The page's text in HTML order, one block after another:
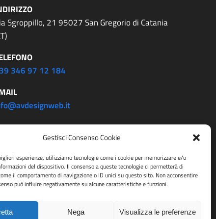
Gestisci Consenso Cookie
esperienze, utilizziamo tecnologie come i cookie per memorizzare e/o
del dispositivo. Il consenso a queste tecnologie ci permetterà di
il comportamento di navigazione o ID unici su questo sito. Non acconsentire
può influire negativamente su alcune caratteristiche e funzioni.
Nega Visualizza le preferenze
Sgroppillo, 21 95027 San Gregorio di Catania
346 97 12 184